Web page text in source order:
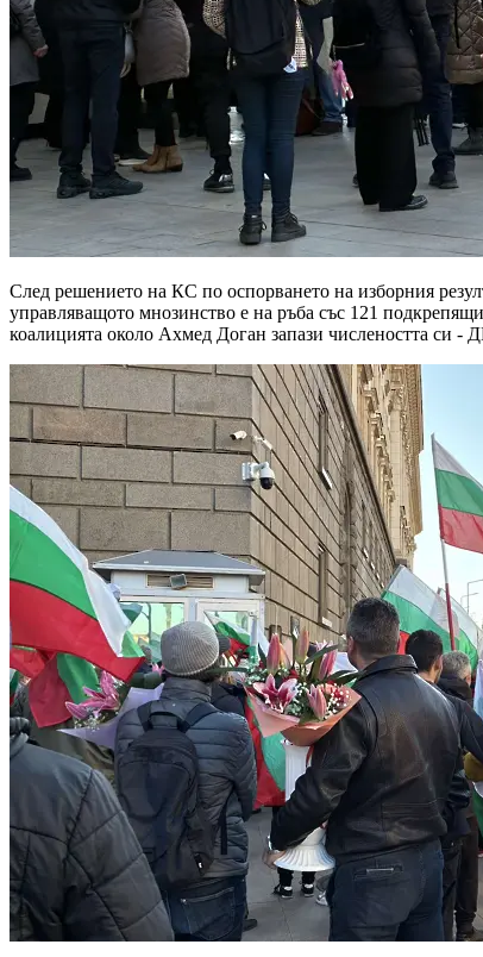
След решението на КС по оспорването на изборния
управляващото мнозинство е на ръба със 121
коалицията около Ахмед Доган запази числеността си